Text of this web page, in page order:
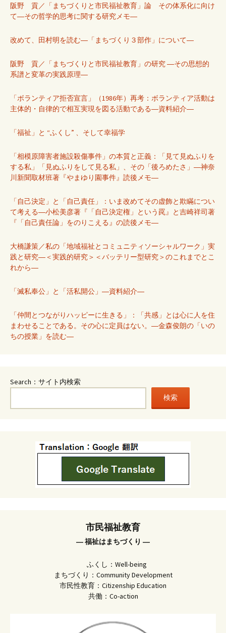
阪野 貢／「まちづくりと市民福祉教育」論 その体系化に向け
て―その哲学的思考に関する研究メモ―
改めて、田村明を読む―「まちづくり３部作」について―
阪野 貢／「まちづくりと市民福祉教育」の研究 ―その思想的
系譜と変革の実践原理―
「ボランティア拒否宣言」（1986年）再考：ボランティア活動は
主体的・自律的で相互実現を図る活動である―資料紹介―
「福祉」と “ふくし” 、そして幸福学
「相模原障害者施設殺傷事件」の本質と正義：「見て見ぬふりを
する私」「見ぬふりをして見る私」、その「後ろめたさ」―神奈
川新聞取材班著『やまゆり園事件』読後メモ―
「自己決定」と「自己責任」：いま改めてその虚飾と欺瞞につい
て考える―小松美彦著『「自己決定権」という罠』と吉崎祥司著
『「自己責任論」をのりこえる』の読後メモ―
大橋謙策／私の「地域福祉とコミュニティソーシャルワーク」実
践と研究―＜実践的研究＞＜バッテリー型研究＞のこれまでとこ
れから―
「滅私奉公」と「活私開公」―資料紹介―
「仲間とつながりハッピーに生きる」：「共感」とは心に人を住
まわせることである。その心に定員はない。―金森俊朗の「いの
ちの授業」を読む―
Search：サイト内検索
検索
市民福祉教育
― 福祉はまちづくり ―
ふくし：Well-being
まちづくり：Community Development
市民性教育：Citizenship Education
共働：Co-action